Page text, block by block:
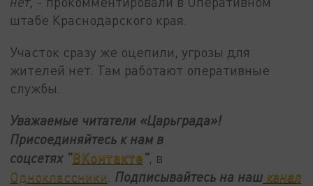
штабе Краснодарского края.
Участок сразу же оцепили, угрозы для
жителей нет. Там работают оперативные
службы.
Уважаемые читатели «Царьграда»!
Присоединяйтесь к нам в
соцсетях "ВКонтакте", в
Одноклассники Подписывайтесь на наш канал